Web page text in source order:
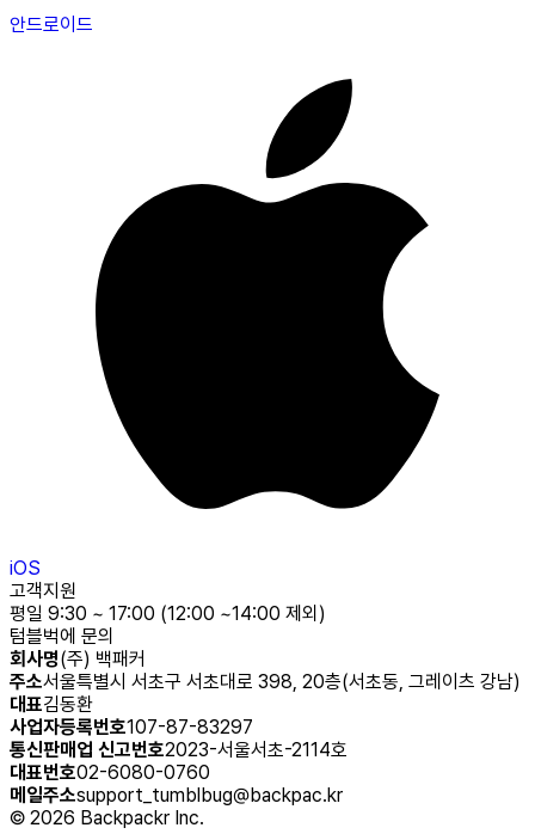
안드로이드
iOS
고객지원
평일 9:30 ~ 17:00 (12:00 ~14:00 제외)
텀블벅에 문의
회사명(주) 백패커
주소서울특별시 서초구 서초대로 398, 20층(서초동, 그레이츠 강남)
대표김동환
사업자등록번호107-87-83297
통신판매업 신고번호2023-서울서초-2114호
대표번호02-6080-0760
메일주소support_tumblbug@backpac.kr
© 2026 Backpackr Inc.